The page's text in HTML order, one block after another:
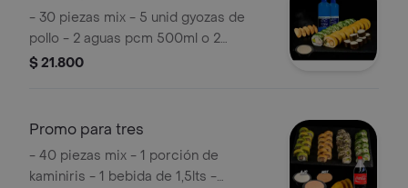
- 30 piezas mix - 5 unid gyozas de
pollo - 2 aguas pcm 500ml o 2
bebidas en lata- 1 salsa acevichada
$ 21.800
Promo para tres
- 40 piezas mix - 1 porción de
kaminiris - 1 bebida de 1,5lts -